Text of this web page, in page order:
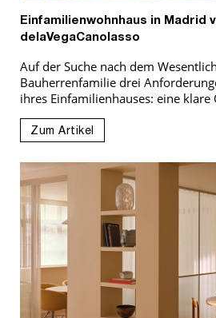
Einfamilienwohnhaus in Madrid
delaVegaCanolasso
Auf der Suche nach dem
Bauherrenfamilie drei
ihres Einfamilienhauses: eine klare
Zum Artikel